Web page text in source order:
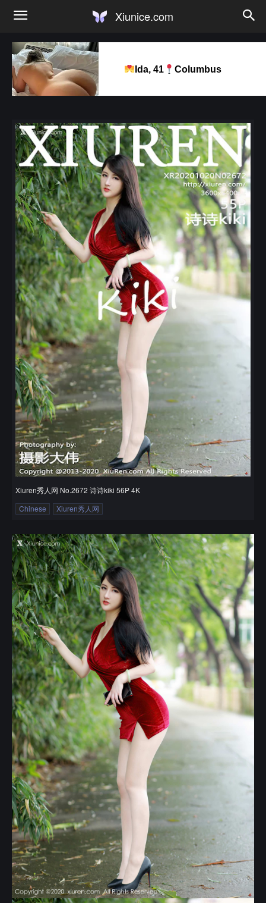
Xiunice.com
Ida, 41 Columbus
Xiuren秀人网 No.2672 诗诗kiki 56P 4K
Chinese
Xiuren秀人网